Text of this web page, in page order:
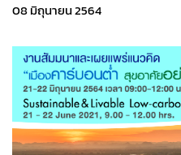
08 มิถุนายน 2564